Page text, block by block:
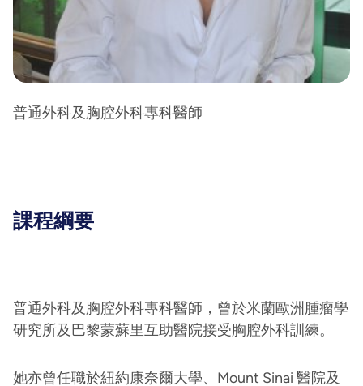
普通外科及胸腔外科專科醫師
課程綱要
普通外科及胸腔外科專科醫師，曾於米蘭歐洲腫瘤學
研究所及巴黎蒙蘇里互助醫院接受胸腔外科訓練。
她亦曾任職於紐約康奈爾大學、Mount Sinai 醫院及